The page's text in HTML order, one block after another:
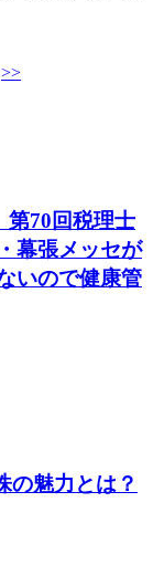
第70回税理士
幕張メッセが
いので健康管
の魅力とは？